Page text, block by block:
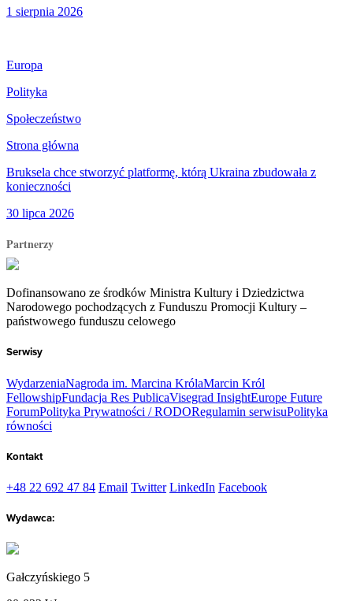
1 sierpnia 2026
Europa
Polityka
Społeczeństwo
Strona główna
Bruksela chce stworzyć platformę, którą Ukraina zbudowała z
konieczności
30 lipca 2026
Partnerzy
Dofinansowano ze środków Ministra Kultury i Dziedzictwa
Narodowego pochodzących z Funduszu Promocji Kultury –
państwowego funduszu celowego
Serwisy
WydarzeniaNagroda im. Marcina KrólaMarcin Król
FellowshipFundacja Res PublicaVisegrad InsightEurope Future
ForumPolityka Prywatności / RODORegulamin serwisuPolityka
równości
Kontakt
+48 22 692 47 84 Email Twitter LinkedIn Facebook
Wydawca:
Gałczyńskiego 5